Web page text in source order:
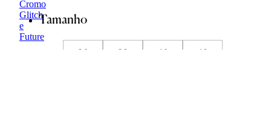
Tamanho
36 38 40 42